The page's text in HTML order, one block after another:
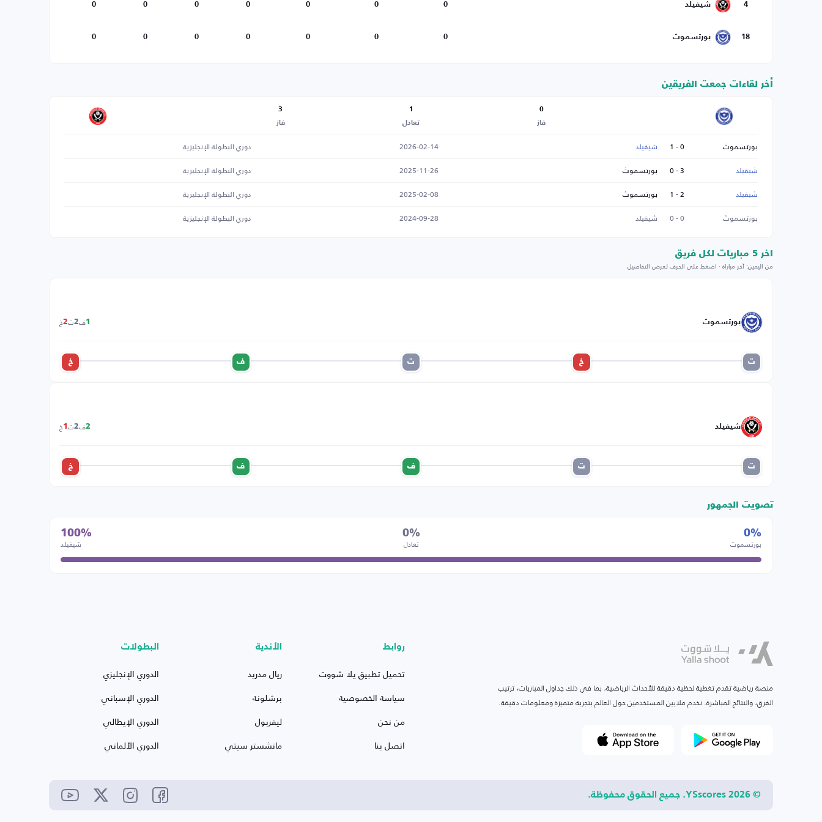
4 شيفيلد 0
0
0
0
0
0
0
18 بورتسموث 0
0
0
0
0
0
0
أخر لقاءات جمعت الفريقين
0
فاز
1
تعادل
3
فاز
بورتسموث 0 - 1 شيفيلد 2026-02-14
دوري البطولة الإنجليزية
شيفيلد
3 - 0 بورتسموث 2025-11-26
دوري البطولة الإنجليزية
شيفيلد
2 - 1 بورتسموث 2025-02-08
دوري البطولة الإنجليزية
بورتسموث
0 - 0 شيفيلد 2024-09-28 دوري البطولة الإنجليزية
اخر 5 مباريات لكل فريق
من اليمين: آخر مباراة · اضغط على الحرف لعرض التفاصيل
بورتسموث 1ف2ت2خ
ت خ ت ف خ
شيفيلد 2ف2ت 1خ
ت ت ف ف خ
تصويت الجمهور
0%
بورتسموث
0%
تعادل
100%
شيفيلد
منصة رياضية تقدم تغطية لحظية دقيقة للأحداث الرياضية، بما في ذلك جداول المباريات، ترتيب
الفرق، والنتائج المباشرة. نخدم ملايين المستخدمين حول العالم بتجربة متميزة ومعلومات دقيقة.
روابط
تحميل تطبيق يلا شووت
سياسة الخصوصية
من نحن
اتصل بنا
الأندية
ريال مدريد
برشلونة
ليفربول
مانشستر سيتي
البطولات
الدوري الإنجليزي
الدوري الإسباني
الدوري الإيطالي
الدوري الألماني
© 2026 YSscores. جميع الحقوق محفوظة.